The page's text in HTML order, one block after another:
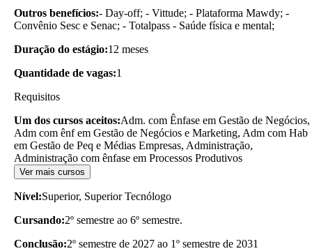
Outros benefícios:- Day-off; - Vittude; - Plataforma Mawdy; -
Convênio Sesc e Senac; - Totalpass - Saúde física e mental;
Duração do estágio:12 meses
Quantidade de vagas:1
Requisitos
Um dos cursos aceitos:Adm. com Ênfase em Gestão de Negócios,
Adm com ênf em Gestão de Negócios e Marketing, Adm com Hab
em Gestão de Peq e Médias Empresas, Administração,
Administração com ênfase em Processos Produtivos
Ver mais cursos
Nível:Superior, Superior Tecnólogo
Cursando:2º semestre ao 6º semestre.
Conclusão:2º semestre de 2027 ao 1º semestre de 2031